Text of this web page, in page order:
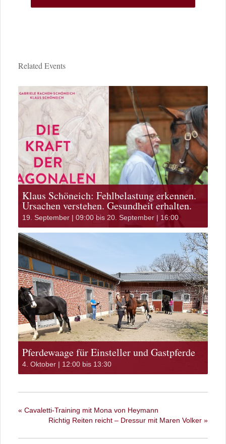
Related Events
Klaus Schöneich: Fehlbelastung erkennen.
Ursachen verstehen. Gesundheit erhalten.
19. September | 09:00 bis 20. September | 16:00
Pferdewaage für Einsteller und Gastpferde
4. Oktober | 12:00 bis 13:30
« Cavaletti-Training mit Mona von Heymann
Richtig Reiten reicht – Dressur mit Maren Volker »